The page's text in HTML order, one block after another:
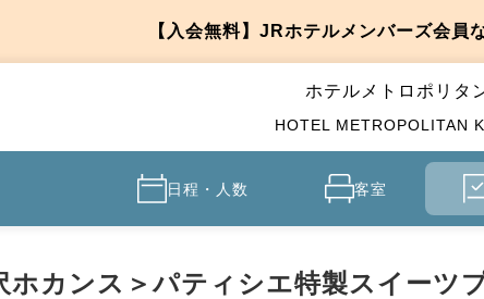
【入会無料】JRホテルメンバーズ会員
ホテルメトロポリタ
HOTEL METROPOLITAN
日程・人数 客室
ホカンス＞パティシエ特製スイーツ